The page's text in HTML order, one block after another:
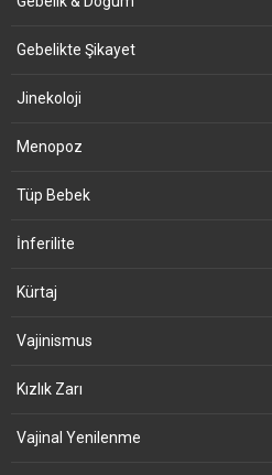
Gebelikte Şikayet
Jinekoloji
Menopoz
Tüp Bebek
İnferilite
Kürtaj
Vajinismus
Kızlık Zarı
Vajinal Yenilenme